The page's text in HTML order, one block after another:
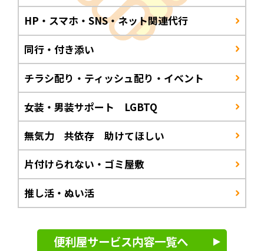
HP・スマホ・SNS・ネット関連代行
同行・付き添い
チラシ配り・ティッシュ配り・イベント
女装・男装サポート LGBTQ
無気力 共依存 助けてほしい
片付けられない・ゴミ屋敷
推し活・ぬい活
便利屋サービス内容一覧へ